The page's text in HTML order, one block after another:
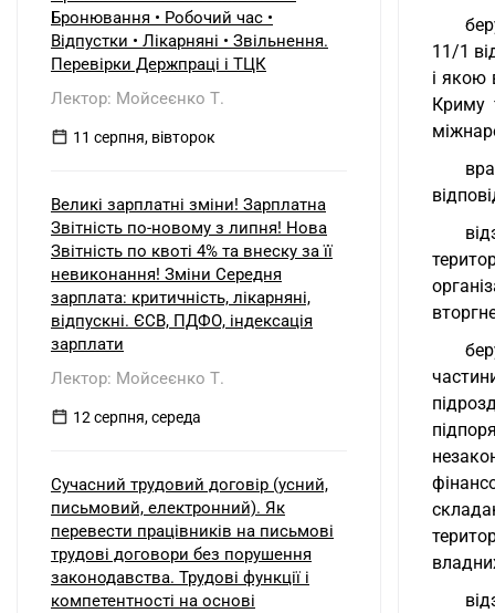
11/1
і якою
Криму
Бронювання • Робочий час •
Відпустки • Лікарняні • Звільнення.
Перевірки Держпраці і ТЦК
Лектор: Мойсеєнко Т.
11 серпня, вівторок
Великі зарплатні зміни! Зарплатна
Звітність по-новому з липня! Нова
Звітність по квоті 4% та внеску за її
невиконання! Зміни Середня
зарплата: критичність, лікарняні,
відпускні. ЄСВ, ПДФО, індексація
зарплати
Лектор: Мойсеєнко Т.
12 серпня, середа
Сучасний трудовий договір (усний,
письмовий, електронний). Як
перевести працівників на письмові
трудові договори без порушення
законодавства. Трудові функції і
компетентності на основі